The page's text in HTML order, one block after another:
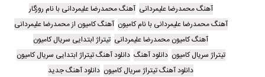
آهنگ محمدرضا علیمردانی آهنگ محمدرضا علیمردانی با نام روزگار
آهنگ محمدرضا علیمردانی با نام کامیون آهنگ کامیون از محمدرضا علیمردانی
آهنگ کامیون محمدرضا علیمردانی تیتراژ ابتدایی سریال کامیون
تیتراژ سریال کامیون دانلود آهنگ دانلود آهنگ تیتراژ ابتدایی سریال کامیون
دانلود آهنگ تیتراژ سریال کامیون دانلود آهنگ جدید